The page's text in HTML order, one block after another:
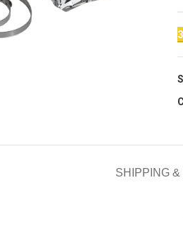
SHIPPING